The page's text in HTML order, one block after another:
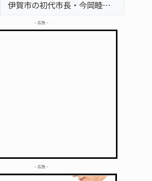
伊賀市の初代市長・今岡睦之さん死去 87歳
– 広告 –
– 広告 –